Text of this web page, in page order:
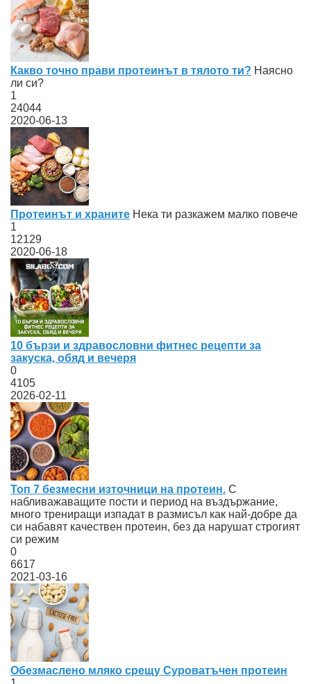
Какво точно прави протеинът в тялото ти? Наясно
ли си?
1
24044
2020-06-13
Протеинът и храните Нека ти разкажем малко повече
1
12129
2020-06-18
10 бързи и здравословни фитнес рецепти за
закуска, обяд и вечеря
0
4105
2026-02-11
Топ 7 безмесни източници на протеин. С
набливажаващите пости и период на въздържание,
много трениращи изпадат в размисъл как най-добре да
си набавят качествен протеин, без да нарушат строгият
си режим
0
6617
2021-03-16
Обезмаслено мляко срещу Суроватъчен протеин